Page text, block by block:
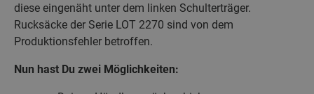
diese eingenäht unter dem linken Schulterträger.
Rucksäcke der Serie LOT 2270 sind von dem
Produktionsfehler betroffen.
Nun hast Du zwei Möglichkeiten: